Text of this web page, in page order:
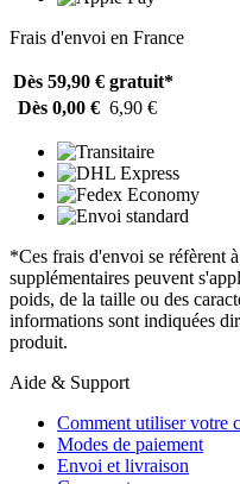
Frais d'envoi en France
Dès 59,90 € gratuit*
Dès 0,00 € 6,90 €
*Ces frais d'envoi se réfèrent
supplémentaires peuvent
poids, de la taille ou des
informations sont indiquées
produit.
Aide & Support
Comment utiliser votre
Modes de paiement
Envoi et livraison